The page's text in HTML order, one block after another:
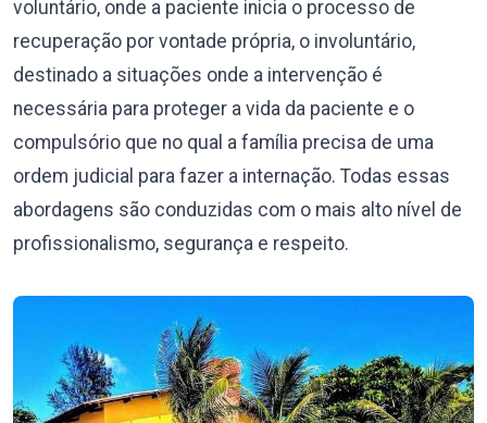
voluntário, onde a paciente inicia o processo de
recuperação por vontade própria, o involuntário,
destinado a situações onde a intervenção é
necessária para proteger a vida da paciente e o
compulsório que no qual a família precisa de uma
ordem judicial para fazer a internação. Todas essas
abordagens são conduzidas com o mais alto nível de
profissionalismo, segurança e respeito.